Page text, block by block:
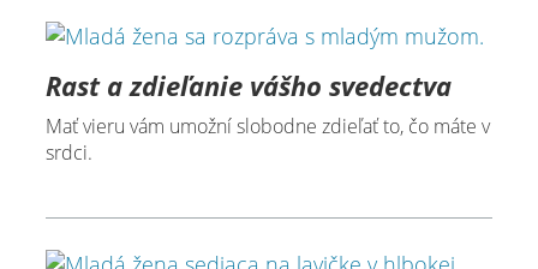
Rast a zdieľanie vášho svedectva
Mať vieru vám umožní slobodne zdieľať to, čo máte v
srdci.